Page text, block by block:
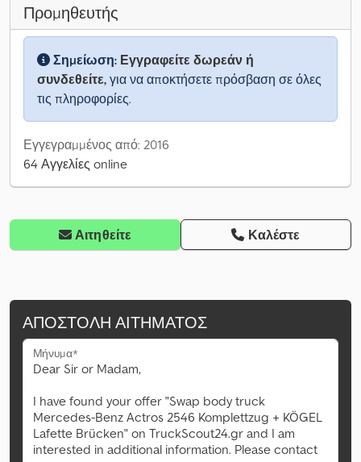
Προμηθευτής
Σημείωση: Εγγραφείτε δωρεάν ή
συνδεθείτε, για να αποκτήσετε πρόσβαση σε όλες
τις πληροφορίες.
Εγγεγραμμένος από: 2016
64 Αγγελίες online
Αιτηθείτε Καλέστε
ΑΠΟΣΤΟΛΉ ΑΙΤΉΜΑΤΟΣ
Μήνυμα*